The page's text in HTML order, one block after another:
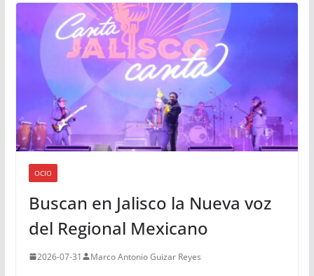
OCIO
Buscan en Jalisco la Nueva voz
del Regional Mexicano
2026-07-31 Marco Antonio Guizar Reyes